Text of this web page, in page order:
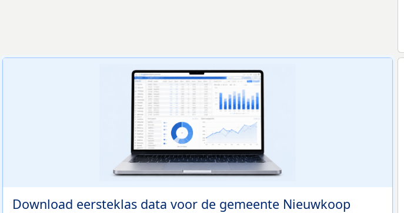
Download eersteklas data voor de gemeente Nieuwkoop